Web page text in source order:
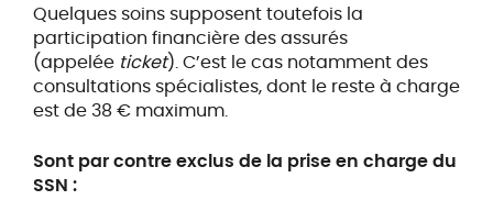
Quelques soins supposent toutefois la
participation financière des assurés
(appelée ticket). C’est le cas notamment des
consultations spécialistes, dont le reste à charge
est de 38 € maximum.
Sont par contre exclus de la prise en charge du
SSN :